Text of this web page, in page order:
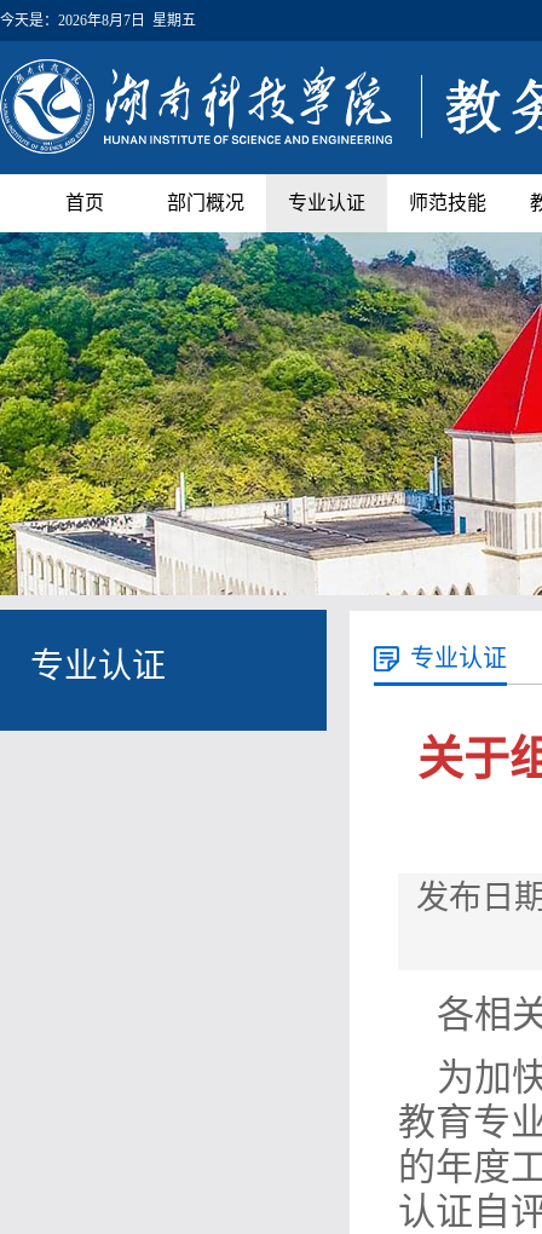
今天是： 2026年8月7日 星期五
首页 部门概况 专业认证 师范技能
专业认证 专业认证
关于
发布日
各相
为加
教育专
的年度
认证自